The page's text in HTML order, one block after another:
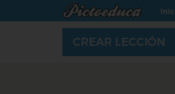
CREAR LECCIÓN